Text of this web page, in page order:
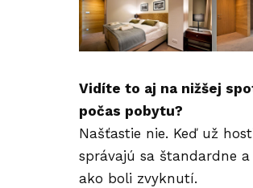
Vidíte to aj na nižšej
počas pobytu?
Našťastie nie. Keď už
správajú sa štandardne
ako boli zvyknutí.